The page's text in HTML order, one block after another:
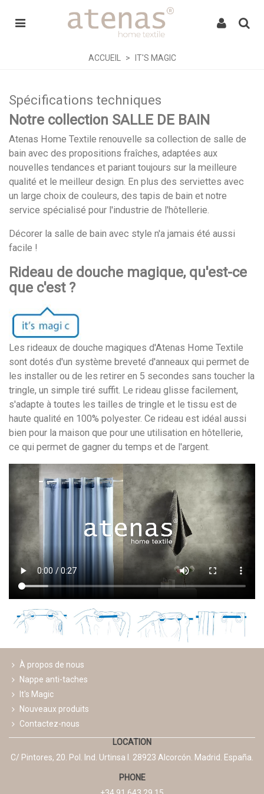
ACCUEIL > IT'S MAGIC
Spécifications techniques
Notre collection SALLE DE BAIN
Atenas Home Textile renouvelle sa collection de salle de
bain avec des propositions fraîches, adaptées aux
nouvelles tendances et pariant toujours sur la meilleure
qualité et le meilleur design. En plus des serviettes avec
un large choix de couleurs, des tapis de bain et notre
service spécialisé pour l'industrie de l'hôtellerie.
Décorer la salle de bain avec style n'a jamais été aussi
facile !
Rideau de douche magique, qu'est-ce
que c'est ?
Les rideaux de douche magiques d'Atenas Home Textile
sont dotés d'un système breveté d'anneaux qui permet de
les installer ou de les retirer en 5 secondes sans toucher la
tringle, un simple tiré suffit. Le rideau glisse facilement,
s'adapte à toutes les tailles de tringle et le tissu est de
haute qualité en 100% polyester. Ce rideau est idéal aussi
bien pour la maison que pour une utilisation en hôtellerie,
ce qui permet de gagner du temps et de l'argent.
À propos de nous
Nappe anti-taches
It's Magic
Nouveaux produits
Contactez-nous
LOCATION
C/ Pintores, 20. Pol. Ind. Urtinsa I. 28923 Alcorcón. Madrid. España.
PHONE